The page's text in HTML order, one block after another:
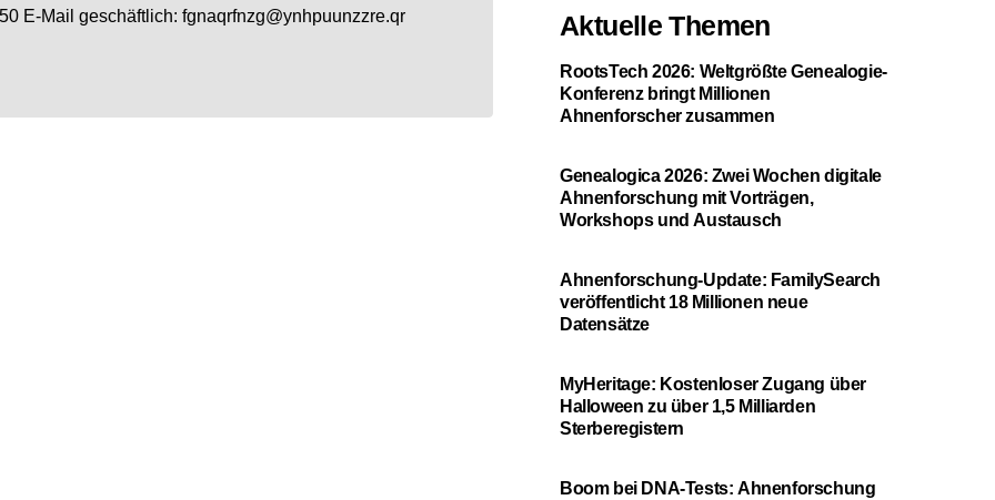
E-Mail geschäftlich: fgnaqrfnzg@ynhpuunzzre.qr
Aktuelle Themen
RootsTech 2026: Weltgrößte Genealogie-
Konferenz bringt Millionen
Ahnenforscher zusammen
Genealogica 2026: Zwei Wochen digitale
Ahnenforschung mit Vorträgen,
Workshops und Austausch
Ahnenforschung-Update: FamilySearch
veröffentlicht 18 Millionen neue
Datensätze
MyHeritage: Kostenloser Zugang über
Halloween zu über 1,5 Milliarden
Sterberegistern
Boom bei DNA-Tests: Ahnenforschung